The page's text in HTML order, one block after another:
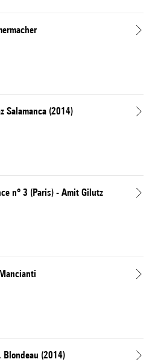
Salamanca (2014)
n° 3 (Paris) - Amit Gilutz
Blondeau (2014)